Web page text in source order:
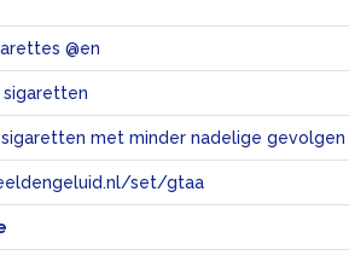
@en
met minder nadelige gevolgen
set/gtaa